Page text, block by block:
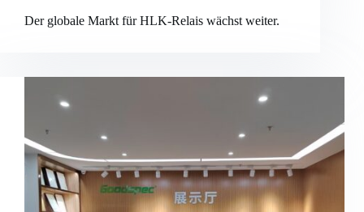
Der globale Markt für HLK-Relais wächst weiter.